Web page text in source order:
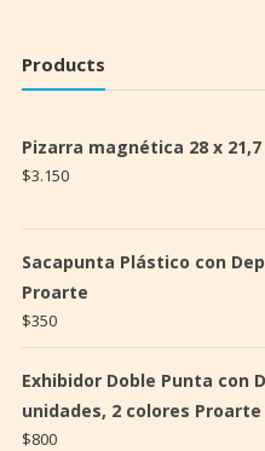
Products
Pizarra magnética 28 x
$3.150
Sacapunta Plástico con
Proarte
$350
Exhibidor Doble Punta con
unidades, 2 colores Proarte
$800